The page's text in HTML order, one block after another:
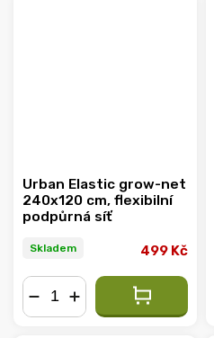
Urban Elastic grow-net
240x120 cm, flexibilní
podpůrná síť
Skladem 499 Kč